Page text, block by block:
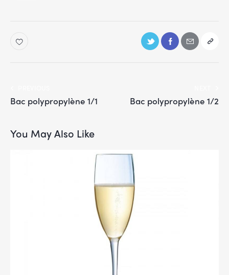
Bac polypropylène 1/1 Bac polypropylène 1/2
You May Also Like